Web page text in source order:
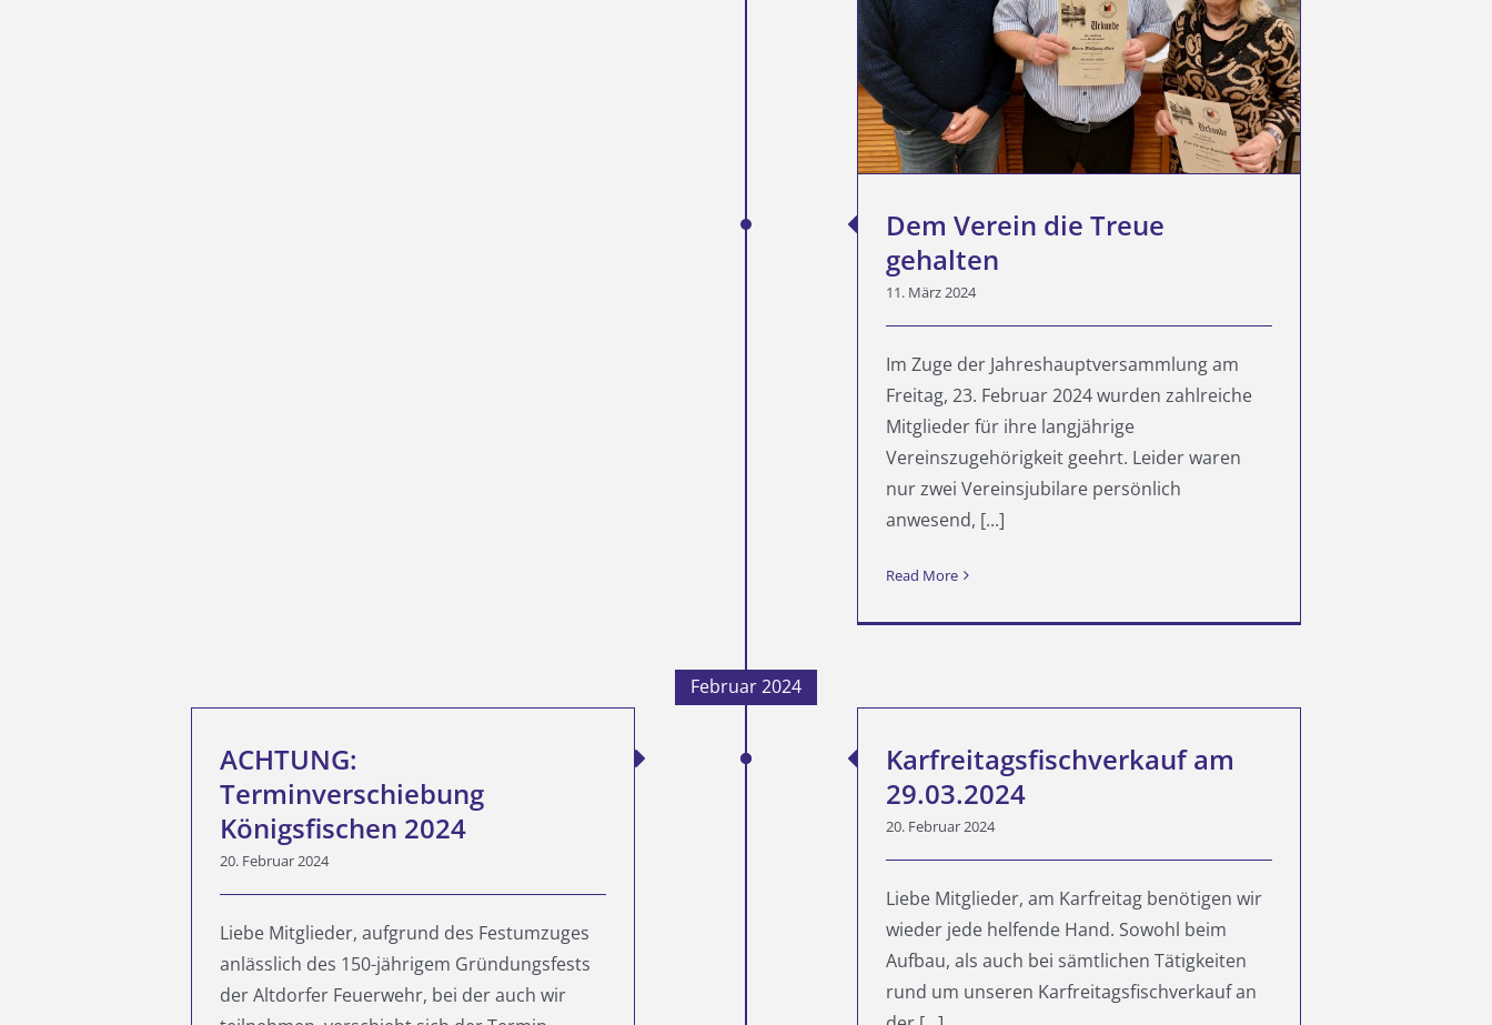
Dem Verein die Treue
gehalten
11. März 2024
Im Zuge der Jahreshauptversammlung am
Freitag, 23. Februar 2024 wurden zahlreiche
Mitglieder für ihre langjährige
Vereinszugehörigkeit geehrt. Leider waren
nur zwei Vereinsjubilare persönlich
anwesend, [...]
Read More
Februar 2024
ACHTUNG:
Terminverschiebung
Königsfischen 2024
20. Februar 2024
Liebe Mitglieder, aufgrund des Festumzuges
anlässlich des 150-jährigem Gründungsfests
der Altdorfer Feuerwehr, bei der auch wir
Karfreitagsfischverkauf am
29.03.2024
20. Februar 2024
Liebe Mitglieder, am Karfreitag benötigen wir
wieder jede helfende Hand. Sowohl beim
Aufbau, als auch bei sämtlichen Tätigkeiten
rund um unseren Karfreitagsfischverkauf an